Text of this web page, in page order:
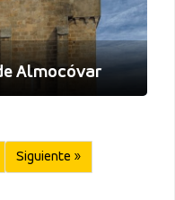
Almocóvar
Siguiente »